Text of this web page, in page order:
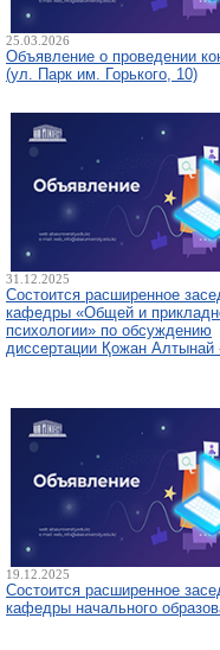
25.03.2026
Объявление о проведении
(ул. Парк им. Горького, 10)
31.12.2025
Состоится расширенное
кафедры «Общей и
психологии» по обсуждению
диссертации Қожан Алтынай
19.12.2025
Состоится расширенное
кафедры начального